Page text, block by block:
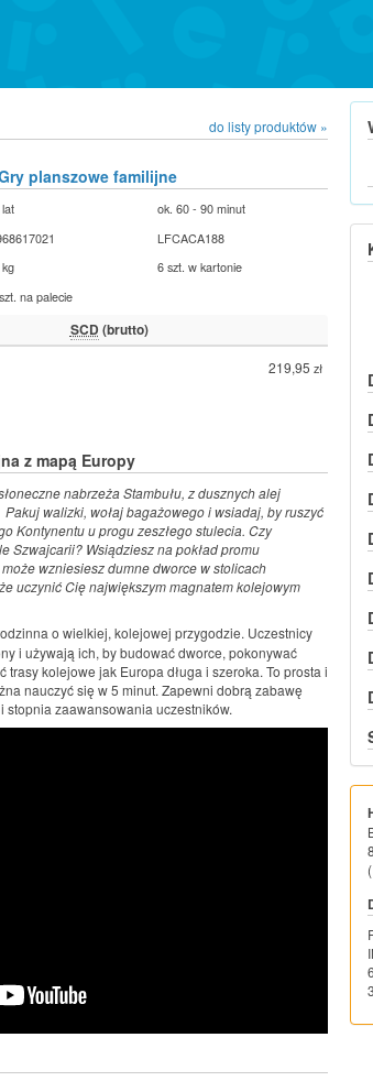
do listy produktów »
planszowe familijne
ok. 60 - 90 minut
LFCACA188
6 szt. w kartonie
na palecie
SCD (brutto)
219,95 zł
z mapą Europy
nabrzeża Stambułu, z dusznych alej
walizki, wołaj bagażowego i wsiadaj, by ruszyć
Kontynentu u progu zeszłego stulecia. Czy
Szwajcarii? Wsiądziesz na pokład promu
wzniesiesz dumne dworce w stolicach
uczynić Cię największym magnatem kolejowym
o wielkiej, kolejowej przygodzie. Uczestnicy
i używają ich, by budować dworce, pokonywać
kolejowe jak Europa długa i szeroka. To prosta i
nauczyć się w 5 minut. Zapewni dobrą zabawę
zaawansowania uczestników.
(